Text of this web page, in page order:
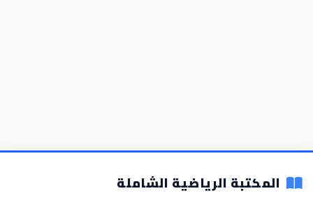
المكتبة الرياضية الشاملة